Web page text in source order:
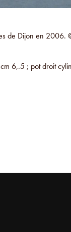
de Dijon en
6,.5 ; pot droit